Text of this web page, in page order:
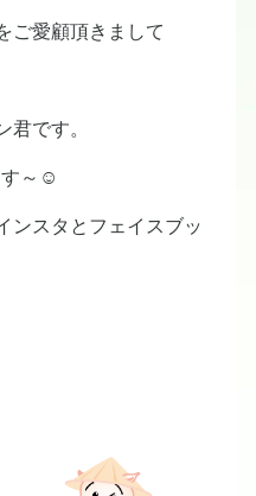
ご愛顧頂きまして
君です。
す～☺
ンスタとフェイスブッ